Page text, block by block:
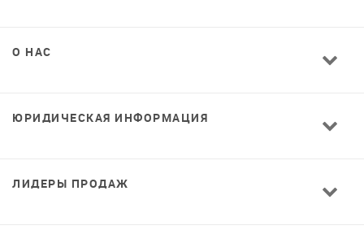
О НАС
ЮРИДИЧЕСКАЯ ИНФОРМАЦИЯ
ЛИДЕРЫ ПРОДАЖ